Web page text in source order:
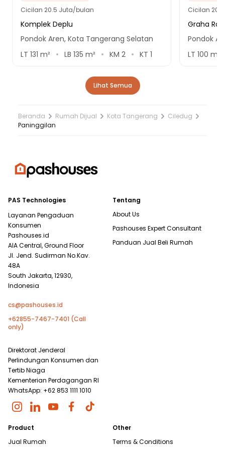
Cicilan 20.5 Juta/bulan
Komplek Deplu
Pondok Aren, Kota Tangerang Selatan
LT 131 m² LB 135 m² KM 2 KT 1
Cicilan
Graha
Pondok
LT 100 m²
Lihat Semua
Beranda Rumah Dijual Kota Tangerang
Ciledug
Paninggilan
PAS Technologies
Layanan Pengaduan
Konsumen
Pashouses.id
AIA Central, Ground Floor
Jl. Jend. Sudirman No.Kav.
48A
South Jakarta, 12930,
Indonesia
cs@pashouses.id
+62855-7467-7401 (Call
only)
Direktorat Jenderal
Perlindungan Konsumen dan
Tertib Niaga
Kementerian Perdagangan RI
WhatsApp: +62 853 1111 1010
Tentang
About Us
Pashouses Expert Consultant
Panduan Jual Beli Rumah
Product
Jual Rumah
Other
Terms & Conditions